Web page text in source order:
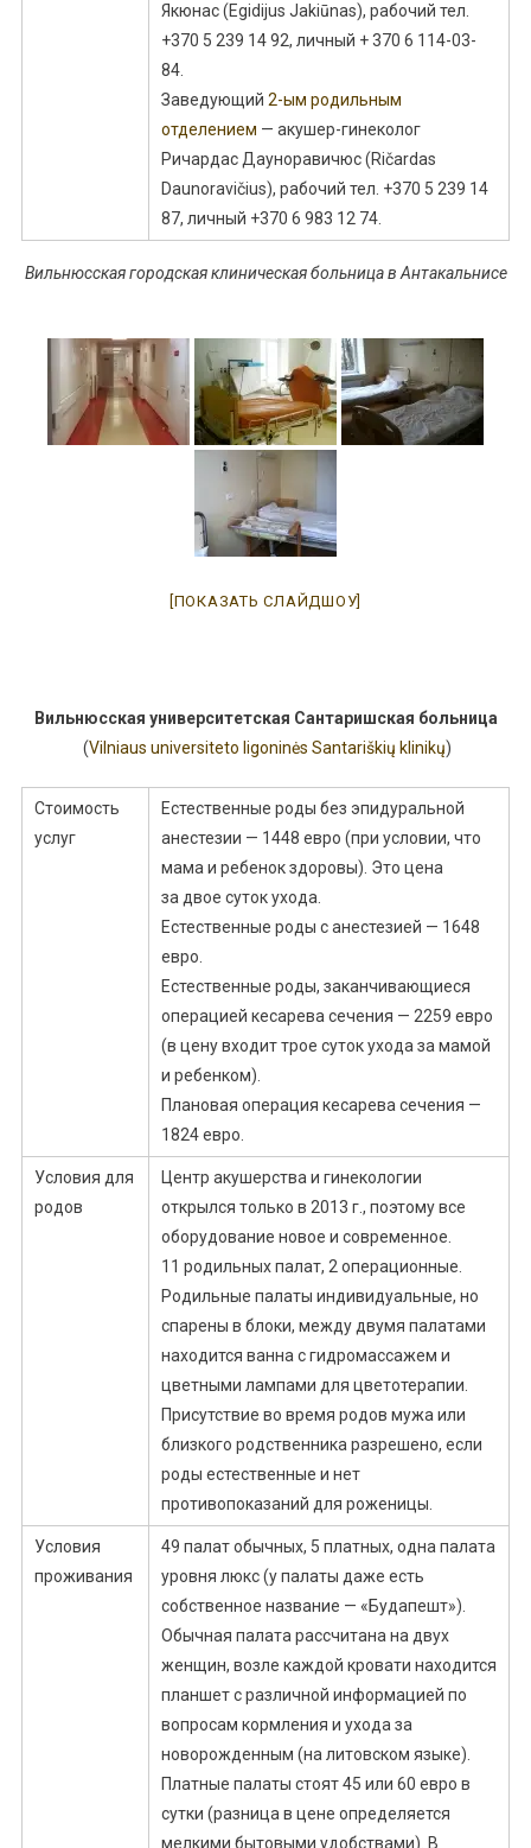
Якюнас (Egidijus Jakiūnas), рабочий тел.
+370 5 239 14 92, личный + 370 6 114-03-
84.
Заведующий 2-ым родильным
отделением — акушер-гинеколог
Ричардас Дауноравичюс (Ričardas
Daunoravičius), рабочий тел. +370 5 239 14
87, личный +370 6 983 12 74.
Вильнюсская городская клиническая больница в Антакальнисе
[ПОКАЗАТЬ СЛАЙДШОУ]
Вильнюсская университетская Сантаришская больница
(Vilniaus universiteto ligoninės Santariškių klinikų)
Стоимость
услуг
Естественные роды без эпидуральной
анестезии — 1448 евро (при условии, что
мама и ребенок здоровы). Это цена
за двое суток ухода.
Естественные роды с анестезией — 1648
евро.
Естественные роды, заканчивающиеся
операцией кесарева сечения — 2259 евро
(в цену входит трое суток ухода за мамой
и ребенком).
Плановая операция кесарева сечения —
1824 евро.
Условия для
родов
Центр акушерства и гинекологии
открылся только в 2013 г., поэтому все
оборудование новое и современное.
11 родильных палат, 2 операционные.
Родильные палаты индивидуальные, но
спарены в блоки, между двумя палатами
находится ванна с гидромассажем и
цветными лампами для цветотерапии.
Присутствие во время родов мужа или
близкого родственника разрешено, если
роды естественные и нет
противопоказаний для роженицы.
Условия
проживания
49 палат обычных, 5 платных, одна палата
уровня люкс (у палаты даже есть
собственное название — «Будапешт»).
Обычная палата рассчитана на двух
женщин, возле каждой кровати находится
планшет с различной информацией по
вопросам кормления и ухода за
новорожденным (на литовском языке).
Платные палаты стоят 45 или 60 евро в
сутки (разница в цене определяется
мелкими бытовыми удобствами). В